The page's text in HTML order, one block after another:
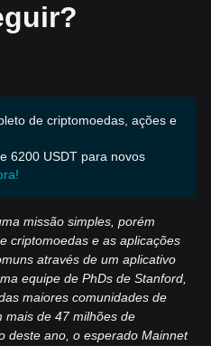
de criptomoedas, ações e
6200 USDT para novos
missão simples, porém
criptomoedas e as aplicações
através de um aplicativo
equipe de PhDs de Stanford,
maiores comunidades de
mais de 47 milhões de
deste ano, o esperado Mainnet